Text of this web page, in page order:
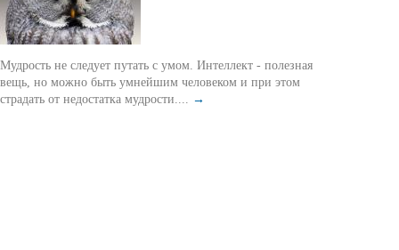
Мудрость не следует путать с умом. Интеллект - полезная
вещь, но можно быть умнейшим человеком и при этом
страдать от недостатка мудрости.... →